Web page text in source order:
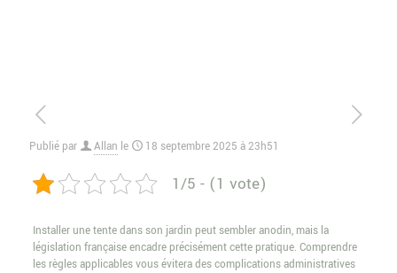
Publié par Allan le 18 septembre 2025 à 23h51
1/5 - (1 vote)
Installer une tente dans son jardin peut sembler anodin, mais la
législation française encadre précisément cette pratique. Comprendre
les règles applicables vous évitera des complications administratives